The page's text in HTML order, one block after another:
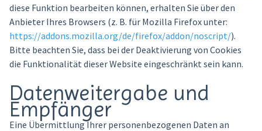
diese Funktion bearbeiten können, erhalten Sie über den
Anbieter Ihres Browsers (z. B. für Mozilla Firefox unter:
https://addons.mozilla.org/de/firefox/addon/noscript/).
Bitte beachten Sie, dass bei der Deaktivierung von Cookies
die Funktionalität dieser Website eingeschränkt sein kann.
Datenweitergabe und
Empfänger
Eine Übermittlung Ihrer personenbezogenen Daten an